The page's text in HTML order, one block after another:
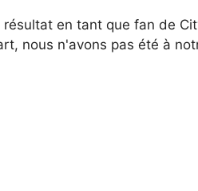
en tant que fan de
nous n'avons pas été à